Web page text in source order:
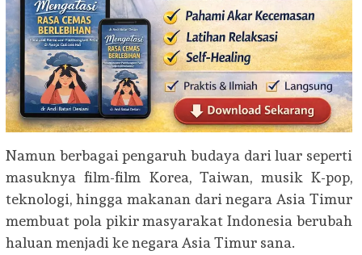
Namun berbagai pengaruh budaya dari luar seperti
masuknya film-film Korea, Taiwan, musik K-pop,
teknologi, hingga makanan dari negara Asia Timur
membuat pola pikir masyarakat Indonesia berubah
haluan menjadi ke negara Asia Timur sana.